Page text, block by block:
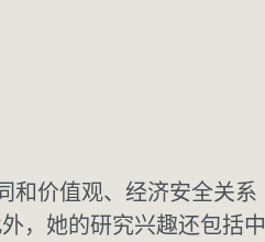
和价值观、经济安全关系
，她的研究兴趣还包括中